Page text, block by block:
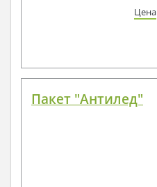
Цена
Пакет "Антилед"